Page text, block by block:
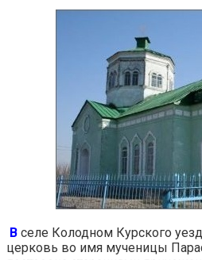
В селе Колодном Курского
церковь во имя мученицы